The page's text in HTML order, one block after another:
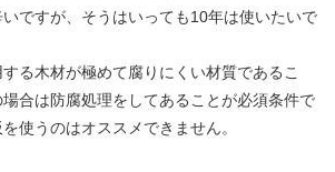
ですが、そうはいっても10年は使いたいで
る木材が極めて腐りにくい材質であるこ
合は防腐処理をしてあることが必須条件で
使うのはオススメできません。